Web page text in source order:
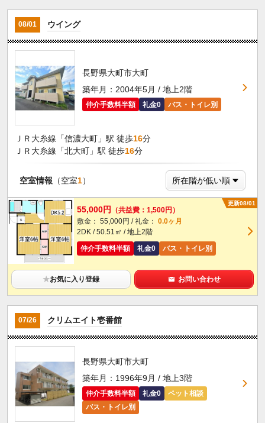
08/01 ウイング
長野県大町市大町
築年月：2004年5月 / 地上2階
仲介手数料半額 礼金0 バス・トイレ別
ＪＲ大糸線「信濃大町」駅 徒歩16分
ＪＲ大糸線「北大町」駅 徒歩16分
空室情報 （空室1）
更新08/01
55,000円
（共益費：1,500円）
敷金： 55,000円 / 礼金： 0.0ヶ月
2DK / 50.51㎡ / 地上2階
仲介手数料半額
礼金0 バス・トイレ別
★お気に入り登録 お問い合わせ
07/26 クリムエイト壱番館
長野県大町市大町
築年月：1996年9月 / 地上3階
仲介手数料半額 礼金0
ペット相談
バス・トイレ別